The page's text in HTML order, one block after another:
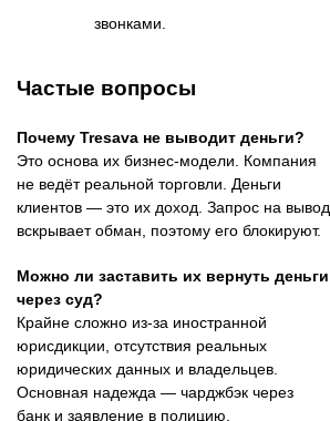
звонками.
Частые вопросы
Почему Tresava не выводит деньги?
Это основа их бизнес-модели. Компания
не ведёт реальной торговли. Деньги
клиентов — это их доход. Запрос на вывод
вскрывает обман, поэтому его блокируют.
Можно ли заставить их вернуть деньги
через суд?
Крайне сложно из-за иностранной
юрисдикции, отсутствия реальных
юридических данных и владельцев.
Основная надежда — чарджбэк через
банк и заявление в полицию.